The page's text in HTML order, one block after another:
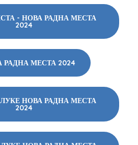
- НОВА РАДНА МЕСТА
2024
МЕСТА 2024
НОВА РАДНА МЕСТА
2024